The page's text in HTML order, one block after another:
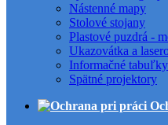
Nástenné mapy
Stolové stojany
Plastové puzdrá -
Ukazovátka a
Informačné tabuľky
Spätné projektory